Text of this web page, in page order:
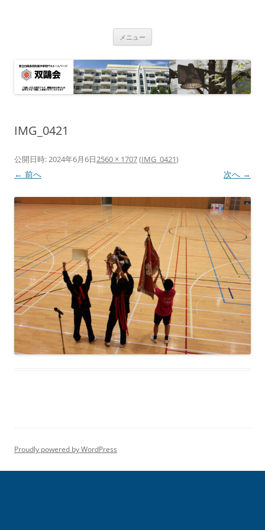
メニュー
ン
ツ
へ
ス
キ
ッ
IMG_0421
公開日時: 2024年6月6日2560 × 1707(IMG_0421)
← 前へ 次へ →
Proudly powered by WordPress